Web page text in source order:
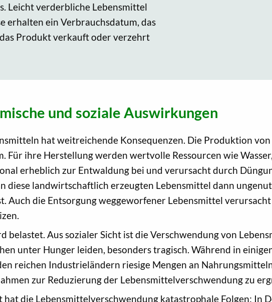
Leicht verderbliche Lebensmittel
erhalten ein Verbrauchsdatum, das
Produkt verkauft oder verzehrt
und soziale Auswirkungen
hat weitreichende Konsequenzen. Die Produktion
Für ihre Herstellung werden wertvolle Ressourcen wie
erheblich zur Entwaldung bei und verursacht durch
diese landwirtschaftlich erzeugten Lebensmittel dann
Auch die Entsorgung weggeworfener Lebensmittel
belastet. Aus sozialer Sicht ist die Verschwendung von
unter Hunger leiden, besonders tragisch. Während in
reichen Industrieländern riesige Mengen an
zur Reduzierung der Lebensmittelverschwendung zu
die Lebensmittelverschwendung katastrophale Folgen: In